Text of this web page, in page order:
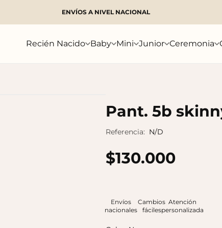
ENVÍOS A NIVEL NACIONAL
Recién Nacido Baby Mini Junior Ceremonia
Pant. 5b
Referencia: N/D
$130.000
Envíos
nacionales
Cambios
fáciles
Atención
personalizada
Buscar